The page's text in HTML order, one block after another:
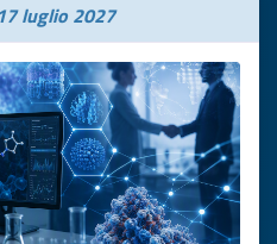
17 luglio 2027